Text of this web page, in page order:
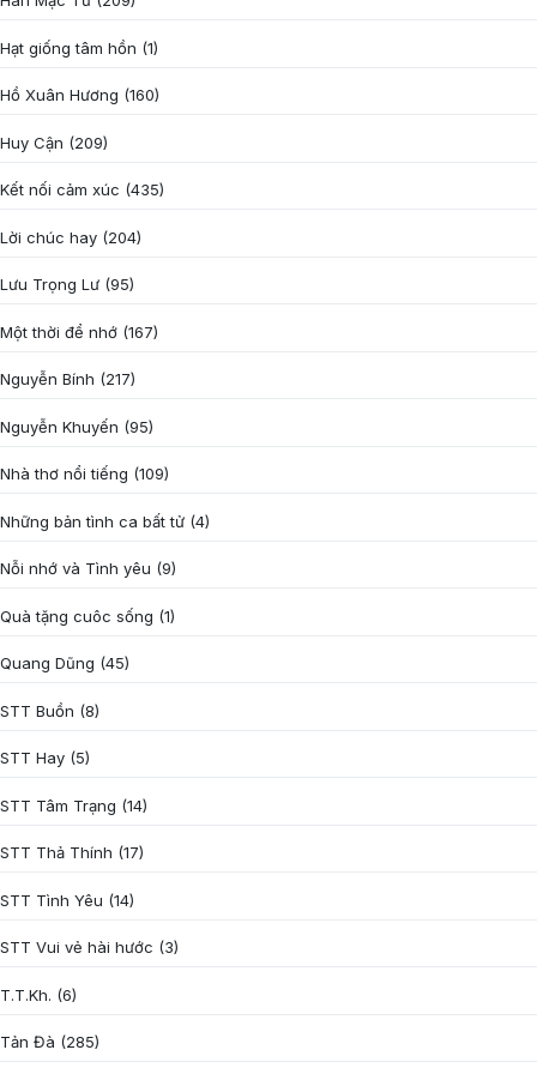
Hạt giống tâm hồn (1)
Hồ Xuân Hương (160)
Huy Cận (209)
Kết nối cảm xúc (435)
Lời chúc hay (204)
Lưu Trọng Lư (95)
Một thời để nhớ (167)
Nguyễn Bính (217)
Nguyễn Khuyến (95)
Nhà thơ nổi tiếng (109)
Những bản tình ca bất tử (4)
Nỗi nhớ và Tình yêu (9)
Quà tặng cuôc sống (1)
Quang Dũng (45)
STT Buồn (8)
STT Hay (5)
STT Tâm Trạng (14)
STT Thả Thính (17)
STT Tình Yêu (14)
STT Vui vẻ hài hước (3)
T.T.Kh. (6)
Tản Đà (285)